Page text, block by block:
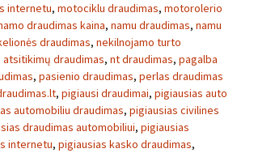
internetu, motociklu draudimas, motorolerio
draudimas kaina, namu draudimas, namu
draudimas, nekilnojamo turto
atsitikimų draudimas, nt draudimas, pagalba
, pasienio draudimas, perlas draudimas
, pigiausi draudimai, pigiausias auto
automobiliu draudimas, pigiausias civilines
draudimas automobiliui, pigiausias
internetu, pigiausias kasko draudimas,